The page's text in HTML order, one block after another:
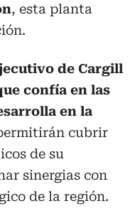
, esta planta
de Cargill
confía en las
en la
cubrir
de su
sinergias con
de la región.